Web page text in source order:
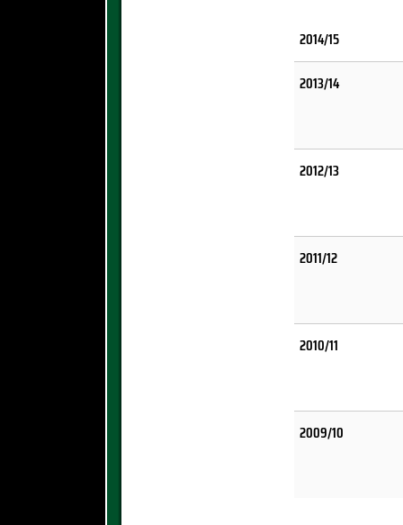
2014/15
2013/14
2012/13
2011/12
2010/11
2009/10